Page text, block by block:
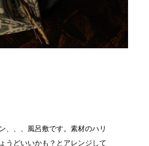
、、、風呂敷です。素材のハリ
うどいいかも？とアレンジして